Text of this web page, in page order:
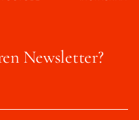
Newsletter?